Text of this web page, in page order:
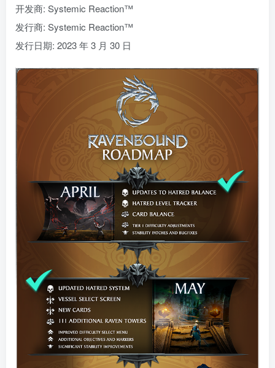
开发商: Systemic Reaction™
发行商: Systemic Reaction™
发行日期: 2023 年 3 月 30 日